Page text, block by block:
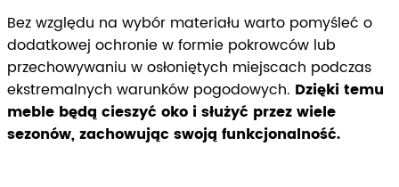
Bez względu na wybór materiału warto pomyśleć o
dodatkowej ochronie w formie pokrowców lub
przechowywaniu w osłoniętych miejscach podczas
ekstremalnych warunków pogodowych. Dzięki temu
meble będą cieszyć oko i służyć przez wiele
sezonów, zachowując swoją funkcjonalność.